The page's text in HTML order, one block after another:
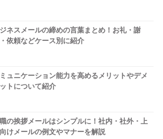
ネスメールの締めの言葉まとめ！お礼・謝
依頼などケース別に紹介
ュニケーション能力を高めるメリットやデメ
トについて紹介
の挨拶メールはシンプルに！社内・社外・上
けメールの例文やマナーを解説